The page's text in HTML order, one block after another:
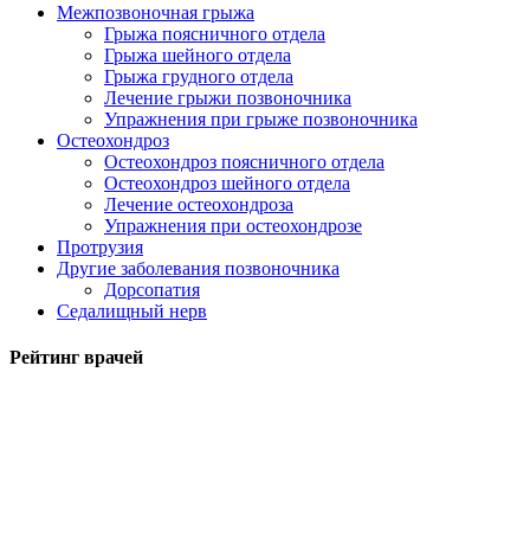
Межпозвоночная грыжа
Грыжа поясничного отдела
Грыжа шейного отдела
Грыжа грудного отдела
Лечение грыжи позвоночника
Упражнения при грыже позвоночника
Остеохондроз
Остеохондроз поясничного отдела
Остеохондроз шейного отдела
Лечение остеохондроза
Упражнения при остеохондрозе
Протрузия
Другие заболевания позвоночника
Дорсопатия
Седалищный нерв
Рейтинг врачей